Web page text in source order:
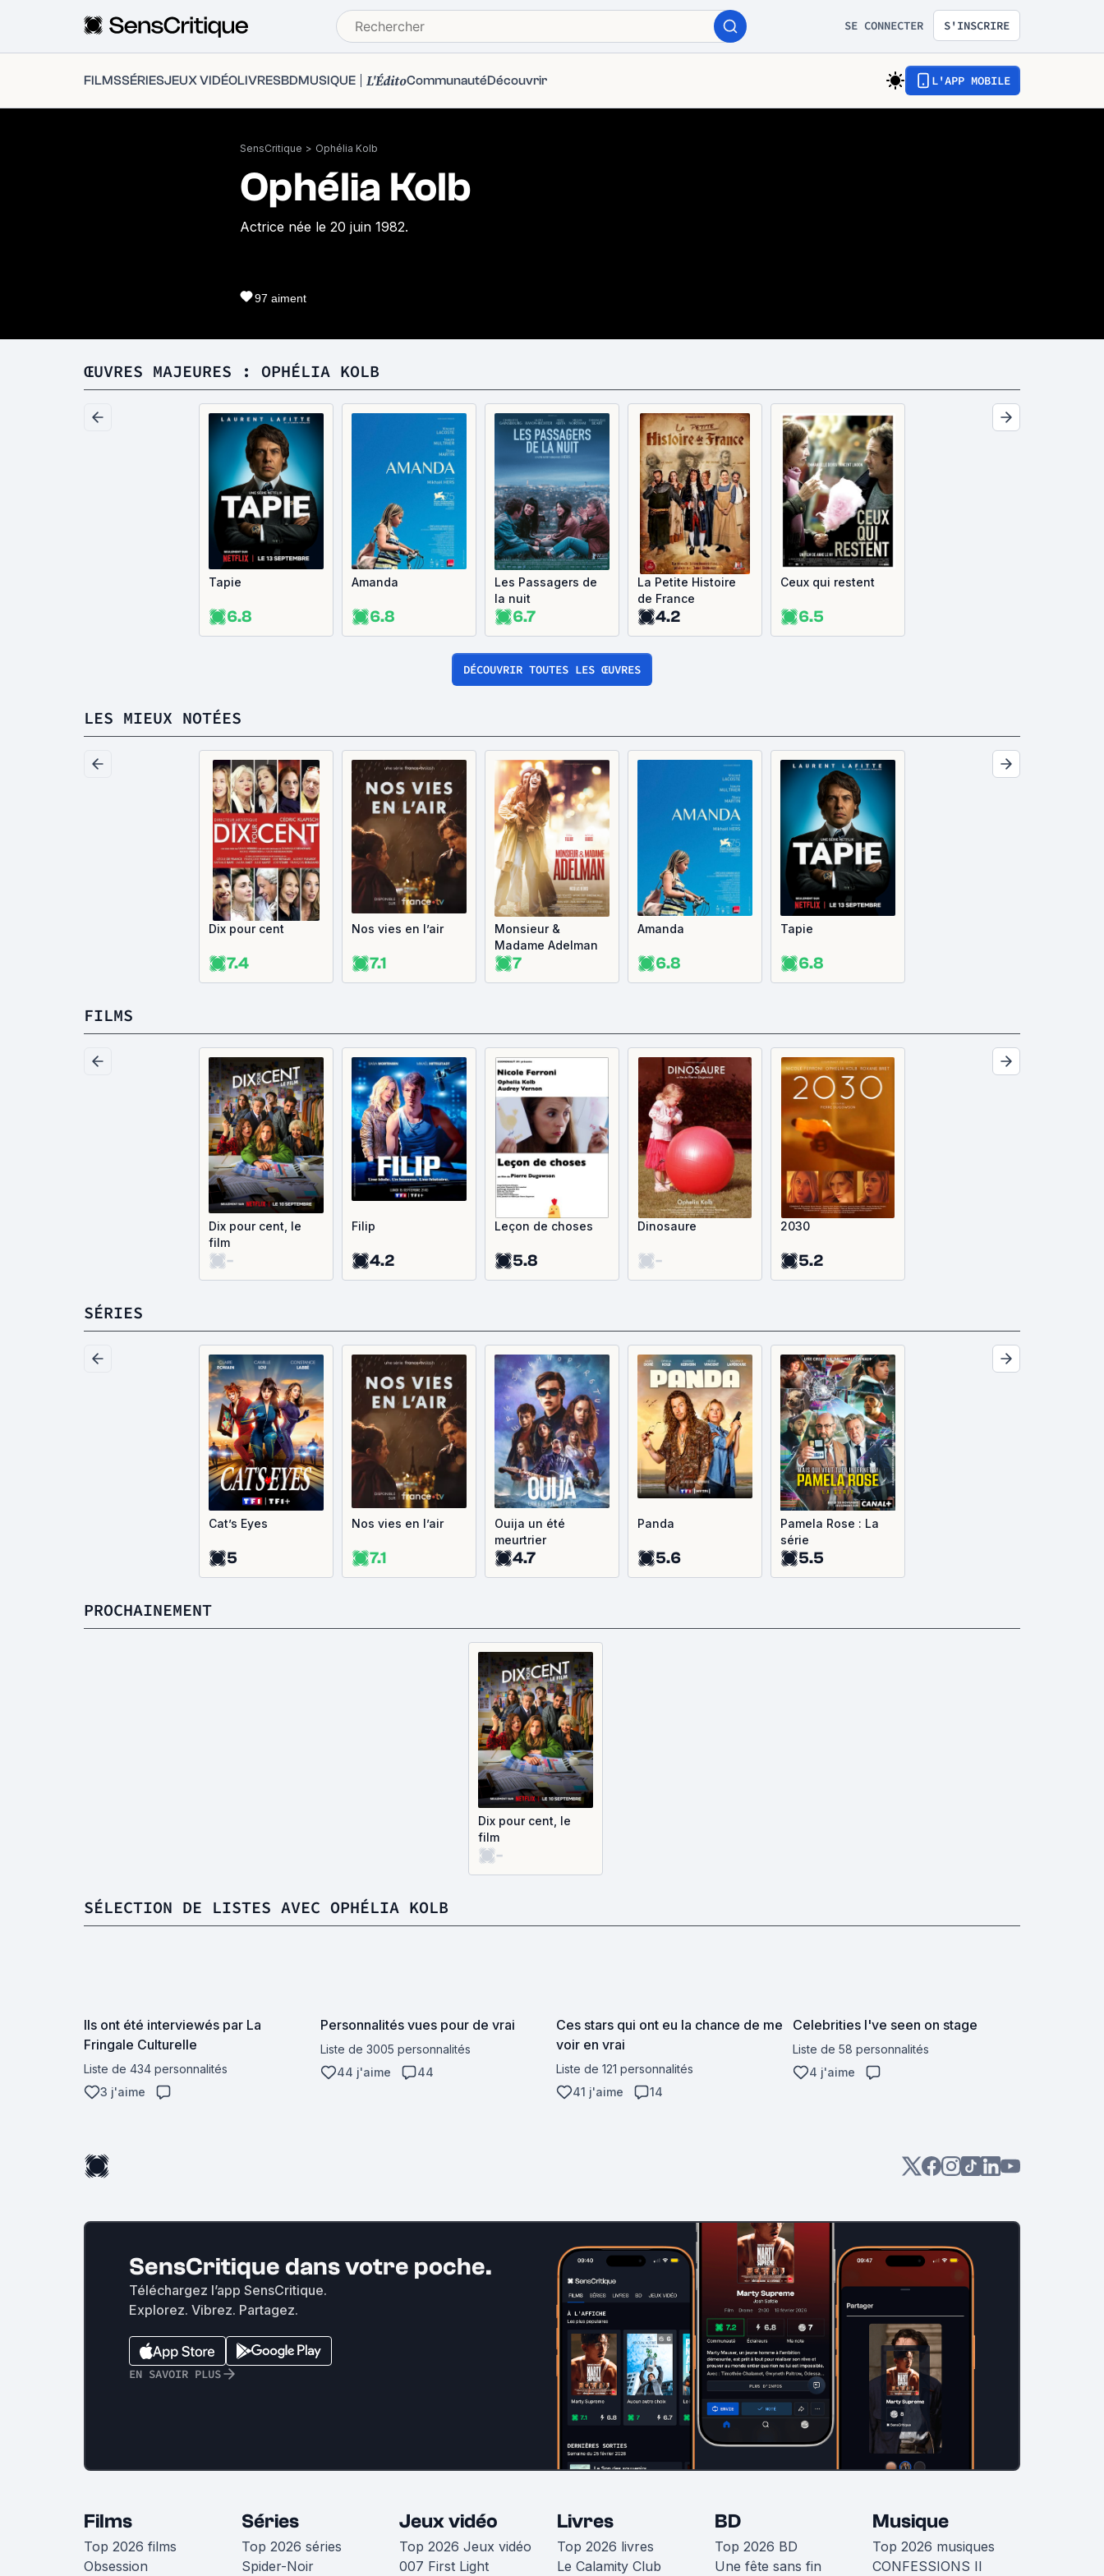
SE CONNECTER S'INSCRIRE
FILMSSÉRIESJEUX VIDÉOLIVRESBDMUSIQUE L'ÉditoCommunautéDécouvrir L'APP MOBILE
SensCritique > Ophélia Kolb
Ophélia Kolb
Actrice née le 20 juin 1982.
97 aiment
ŒUVRES MAJEURES : OPHÉLIA KOLB
Tapie
6.8
Amanda
6.8
Les Passagers de
la nuit
6.7
La Petite Histoire
de France
4.2
Ceux qui restent
6.5
DÉCOUVRIR TOUTES LES ŒUVRES
LES MIEUX NOTÉES
Dix pour cent
7.4
Nos vies en l’air
7.1
Monsieur &
Madame Adelman
7
Amanda
6.8
Tapie
6.8
FILMS
Dix pour cent, le
film
-
Filip
4.2
Leçon de choses
5.8
Dinosaure
-
2030
5.2
SÉRIES
Cat’s Eyes
5
Nos vies en l’air
7.1
Ouija un été
meurtrier
4.7
Panda
5.6
Pamela Rose : La
série
5.5
PROCHAINEMENT
Dix pour cent, le
film
-
SÉLECTION DE LISTES AVEC OPHÉLIA KOLB
Ils ont été interviewés par La
Fringale Culturelle
Liste de 434 personnalités
3 j'aime
Personnalités vues pour de vrai
Liste de 3005 personnalités
44 j'aime
44
Ces stars qui ont eu la chance de me
voir en vrai
Liste de 121 personnalités
41 j'aime
14
Celebrities I've seen on stage
Liste de 58 personnalités
4 j'aime
SensCritique dans votre poche.
Téléchargez l’app SensCritique.
Explorez. Vibrez. Partagez.
EN SAVOIR PLUS
Films
Top 2026 films
Obsession
Séries
Top 2026 séries
Spider-Noir
Jeux vidéo
Top 2026 Jeux vidéo
007 First Light
Livres
Top 2026 livres
Le Calamity Club
BD
Top 2026 BD
Une fête sans fin
Musique
Top 2026 musiques
CONFESSIONS II